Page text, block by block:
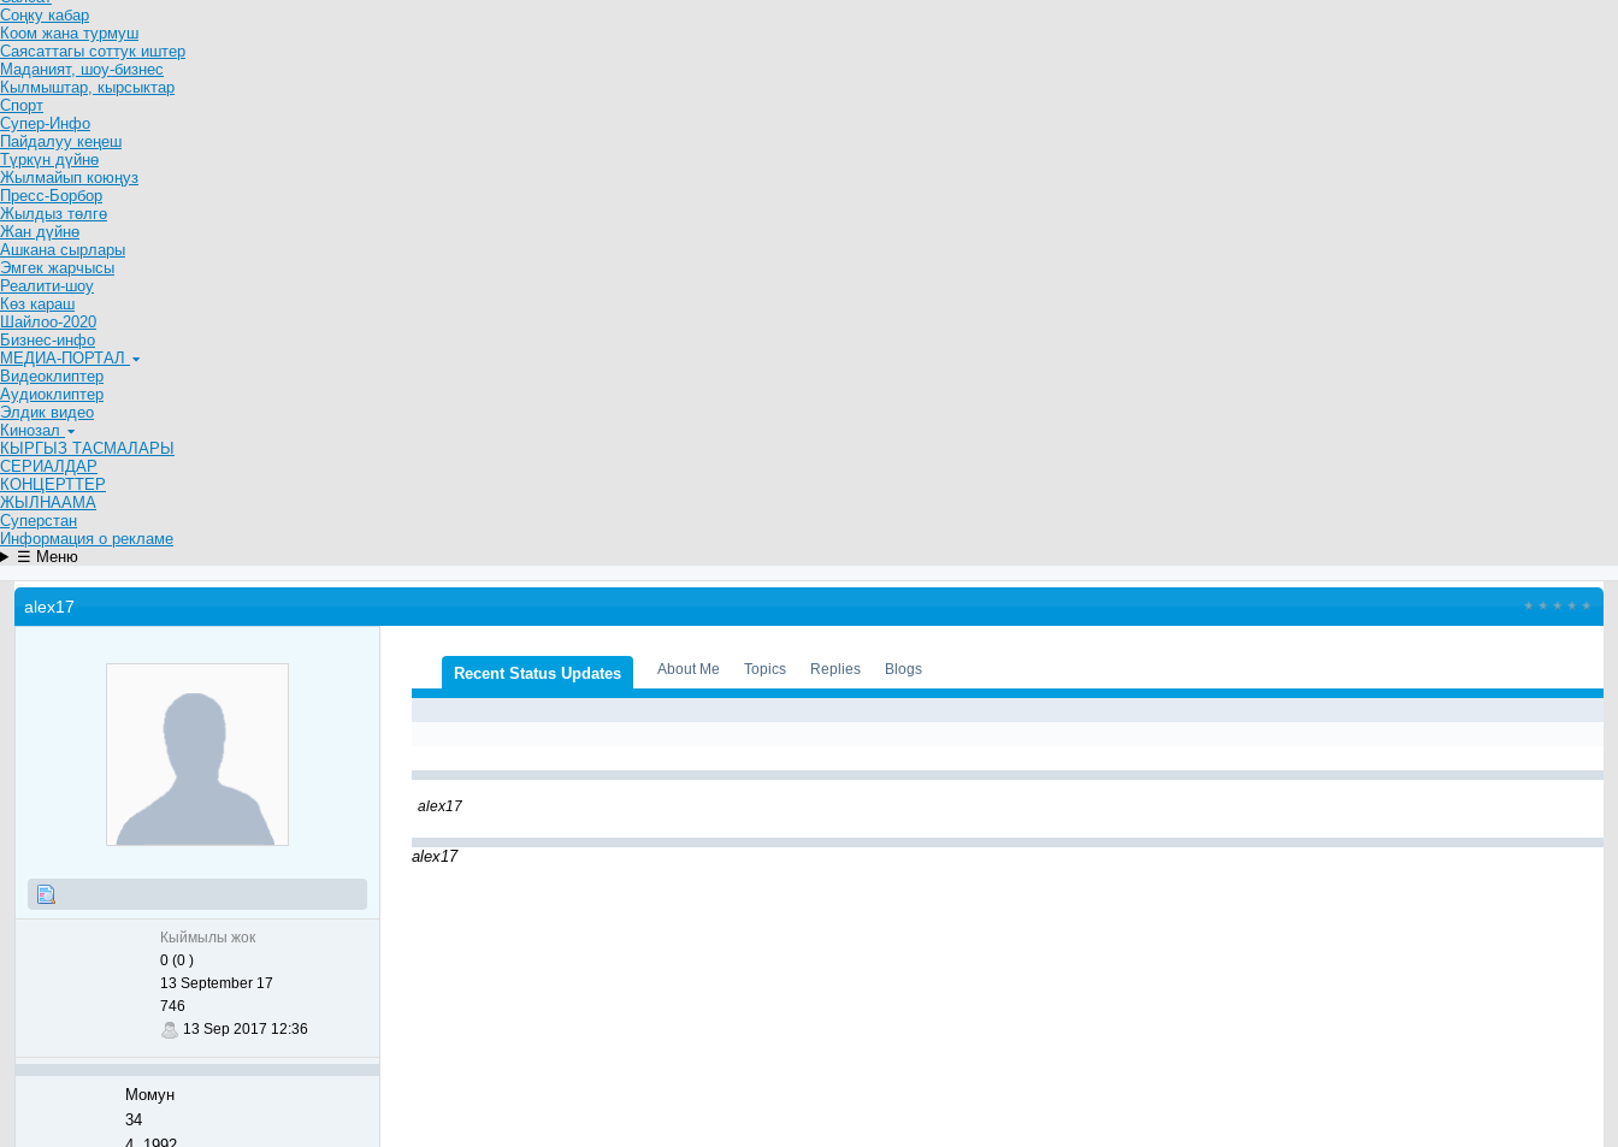
Cоңку кабар
Коом жана турмуш
Саясаттагы соттук иштер
Маданият, шоу-бизнес
Кылмыштар, кырсыктар
Спорт
Супер-Инфо
Пайдалуу кеңеш
Түркүн дүйнө
Жылмайып коюңуз
Пресс-Борбор
Жылдыз төлгө
Жан дүйнө
Ашкана сырлары
Эмгек жарчысы
Реалити-шоу
Көз караш
Шайлоо-2020
Бизнес-инфо
МЕДИА-ПОРТАЛ
Видеоклиптер
Аудиоклиптер
Элдик видео
Кинозал
КЫРГЫЗ ТАСМАЛАРЫ
СЕРИАЛДАР
КОНЦЕРТТЕР
ЖЫЛНААМА
Суперстан
Информация о рекламе
☰ Меню
alex17
Кыймылы жок
0 (0 )
13 September 17
746
13 Sep 2017 12:36
Момун
34
Recent Status Updates About Me Topics Replies Blogs
alex17
alex17